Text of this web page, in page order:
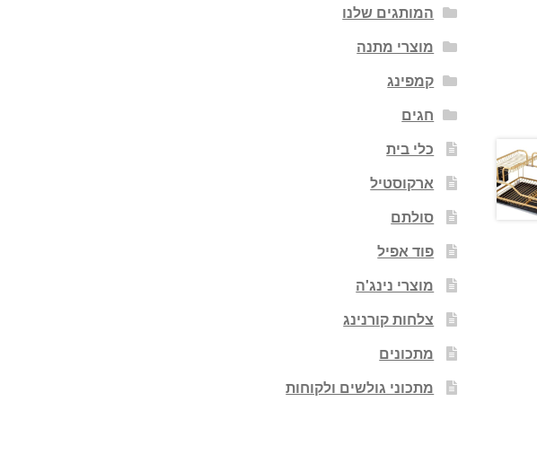
המותגים שלנו
מוצרי מתנה
קמפינג
חגים
כלי בית
ארקוסטיל
סולתם
פוד אפיל
מוצרי נינג'ה
צלחות קורנינג
מתכונים
מתכוני גולשים ולקוחות